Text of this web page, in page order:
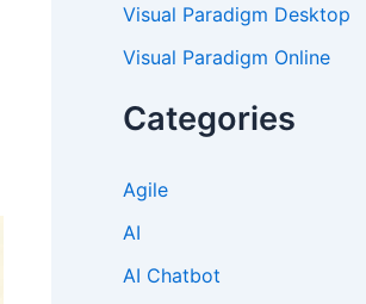
Visual Paradigm Desktop
Visual Paradigm Online
Categories
Agile
AI
AI Chatbot